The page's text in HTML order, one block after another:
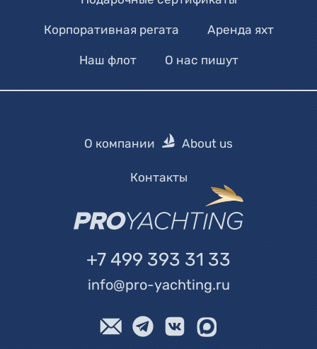
Корпоративная регата Аренда яхт
Наш флот О нас пишут
О компании About us
Контакты
+7 499 393 31 33
info@pro-yachting.ru